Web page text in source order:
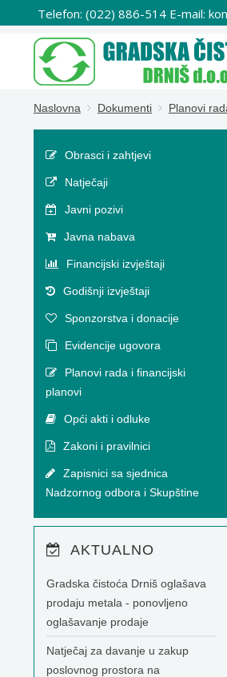
Telefon: (022) 886-514 E-mail:
Naslovna Dokumenti Planovi
Obrasci i zahtjevi
Natječaji
Javni pozivi
Javna nabava
Financijski izvještaji
Godišnji izvještaji
Sponzorstva i donacije
Evidencije ugovora
Planovi rada i financijski
planovi
Opći akti i odluke
Zakoni i pravilnici
Zapisnici sa sjednica
Nadzornog odbora i Skupštine
AKTUALNO
Gradska čistoća Drniš oglašava
prodaju metala - ponovljeno
oglašavanje prodaje
Natječaj za davanje u zakup
poslovnog prostora na